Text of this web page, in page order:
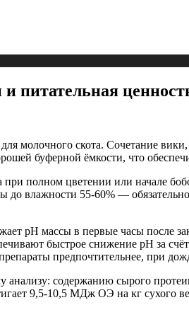
и питательная
молочного скота. Сочетание
буферной ёмкости, что
полном цветении или начале
влажности 55-60% —
pH массы в первые часы после
быстрое снижение pH за
предпочтительнее, при
содержанию сырого
9,5-10,5 МДж ОЭ на кг сухого